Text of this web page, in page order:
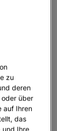
zu
deren
oder über
auf Ihren
das
und Ihre